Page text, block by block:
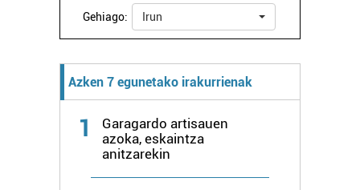
Webgune honek cookie propioak eta hirugarrenen cookie-
baliatzen gara. Ohar hau onartuz gero, teknologia hori
Gehiago: Irun
Azken 7 egunetako irakurrienak
1
Garagardo artisauen
azoka, eskaintza
anitzarekin